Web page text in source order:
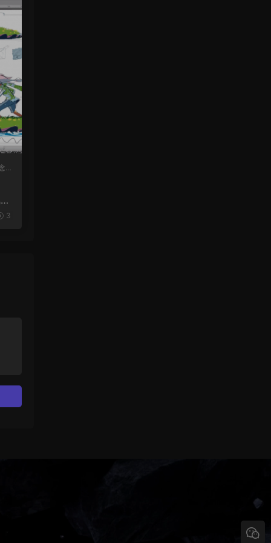
3